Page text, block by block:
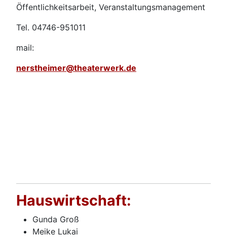
Öffentlichkeitsarbeit, Veranstaltungsmanagement
Tel. 04746-951011
mail:
nerstheimer@theaterwerk.de
Hauswirtschaft:
Gunda Groß
Meike Lukai